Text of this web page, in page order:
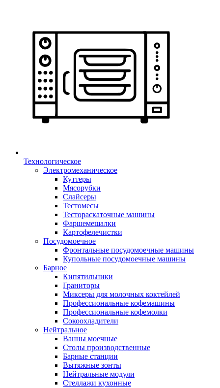
Технологическое
Электромеханическое
Куттеры
Мясорубки
Слайсеры
Тестомесы
Тестораскаточные машины
Фаршемешалки
Картофелечистки
Посудомоечное
Фронтальные посудомоечные машины
Купольные посудомоечные машины
Барное
Кипятильники
Граниторы
Миксеры для молочных коктейлей
Профессиональные кофемашины
Профессиональные кофемолки
Сокоохладители
Нейтральное
Ванны моечные
Столы производственные
Барные станции
Вытяжные зонты
Нейтральные модули
Стеллажи кухонные